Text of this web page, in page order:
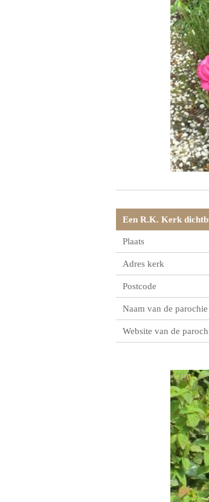
Een R.K. Kerk
Plaats
Adres kerk
Postcode
Naam van de parochie
Website van de